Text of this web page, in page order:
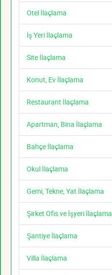
Otel İlaçlama
İş Yeri İlaçlama
Site İlaçlama
Konut, Ev İlaçlama
Restaurant İlaçlama
Apartman, Bina İlaçlama
Bahçe İlaçlama
Okul İlaçlama
Gemi, Tekne, Yat İlaçlama
Şirket Ofis ve İşyeri İlaçlama
Şantiye İlaçlama
Villa İlaçlama